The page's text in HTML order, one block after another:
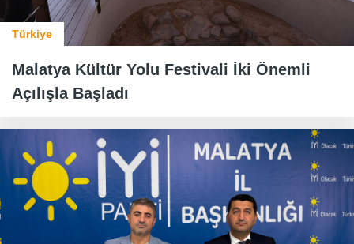
Türkiye
Malatya Kültür Yolu Festivali İki Önemli
Açılışla Başladı